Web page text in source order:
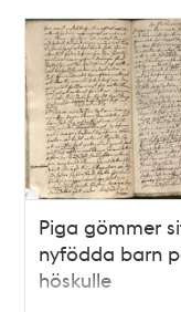
Lista
Karta
träffar
Piga gömmer
nyfödda barn
höskulle